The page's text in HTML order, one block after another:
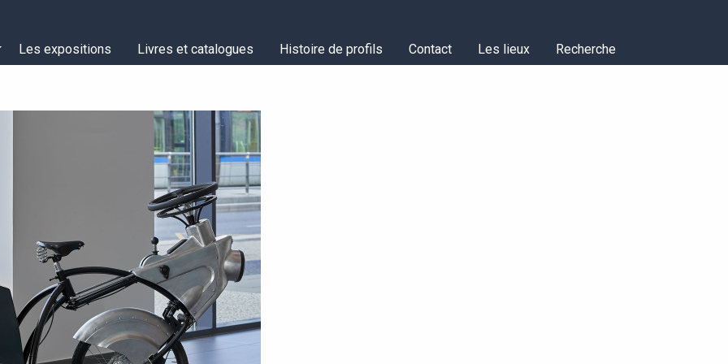
Les expositions Livres et catalogues Histoire de profils Contact Les lieux Recherche